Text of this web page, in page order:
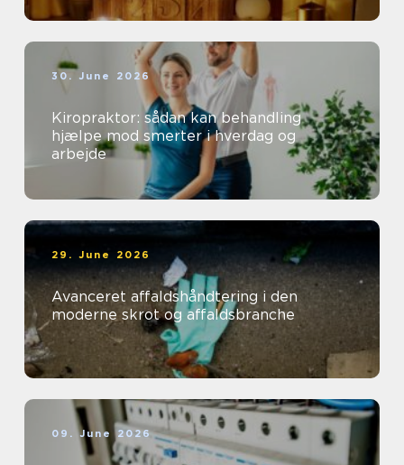
30. June 2026
Kiropraktor: sådan kan behandling
hjælpe mod smerter i hverdag og
arbejde
29. June 2026
Avanceret affaldshåndtering i den
moderne skrot og affaldsbranche
09. June 2026